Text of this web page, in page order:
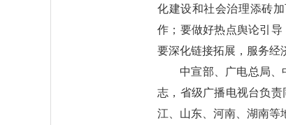
化建设和社会治理添砖
作；要做好热点舆论引
要深化链接拓展，服务经
中宣部、广电总局
志，省级广播电视台负
江、山东、河南、湖南等